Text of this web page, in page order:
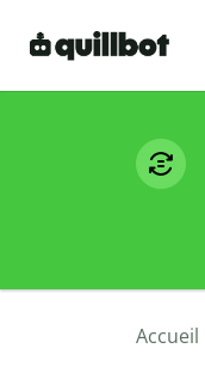
Accueil